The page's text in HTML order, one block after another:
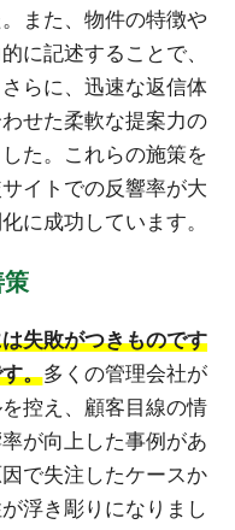
また、物件の特徴や
に記述することで、
らに、迅速な返信体
せた柔軟な提案力の
た。これらの施策を
イトでの反響率が大
に成功しています。
失敗がつきものです
。多くの管理会社が
控え、顧客目線の情
が向上した事例があ
で失注したケースか
浮き彫りになりまし